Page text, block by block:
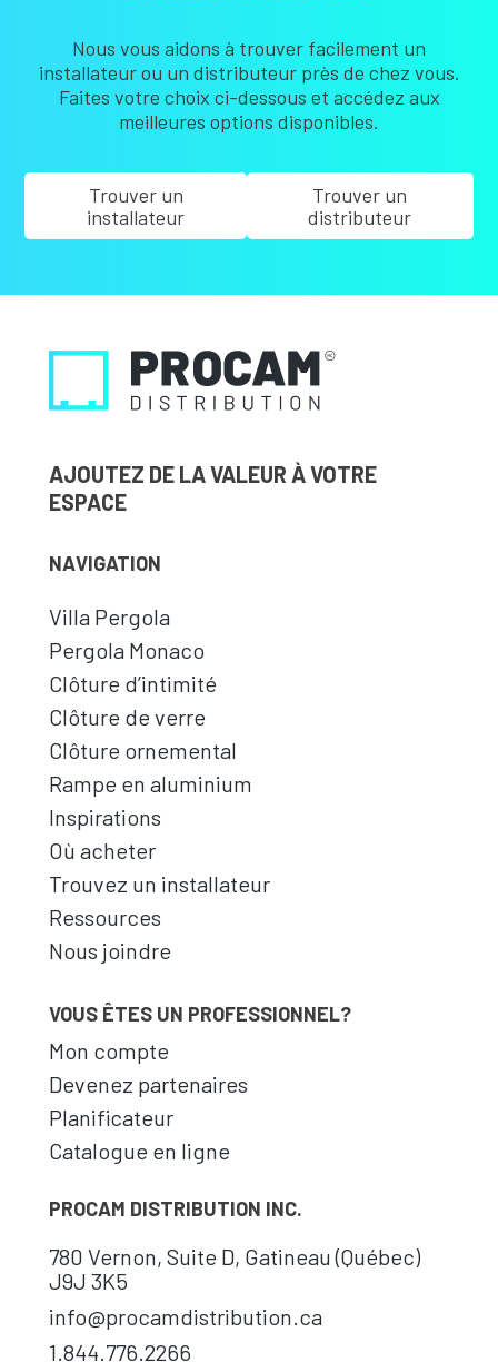
Nous vous aidons à trouver facilement un
installateur ou un distributeur près de chez vous.
Faites votre choix ci-dessous et accédez aux
meilleures options disponibles.
Trouver un
installateur
Trouver un
distributeur
AJOUTEZ DE LA VALEUR À VOTRE
ESPACE
NAVIGATION
Villa Pergola
Pergola Monaco
Clôture d’intimité
Clôture de verre
Clôture ornemental
Rampe en aluminium
Inspirations
Où acheter
Trouvez un installateur
Ressources
Nous joindre
VOUS ÊTES UN PROFESSIONNEL?
Mon compte
Devenez partenaires
Planificateur
Catalogue en ligne
PROCAM DISTRIBUTION INC.
780 Vernon, Suite D, Gatineau (Québec)
J9J 3K5
info@procamdistribution.ca
1.844.776.2266